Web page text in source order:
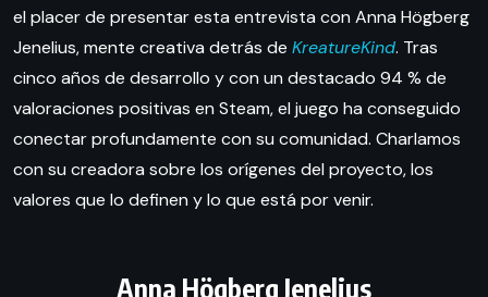
el placer de presentar esta entrevista con Anna Högberg
Jenelius, mente creativa detrás de KreatureKind. Tras
cinco años de desarrollo y con un destacado 94 % de
valoraciones positivas en Steam, el juego ha conseguido
conectar profundamente con su comunidad. Charlamos
con su creadora sobre los orígenes del proyecto, los
valores que lo definen y lo que está por venir.
Anna Högberg Jenelius